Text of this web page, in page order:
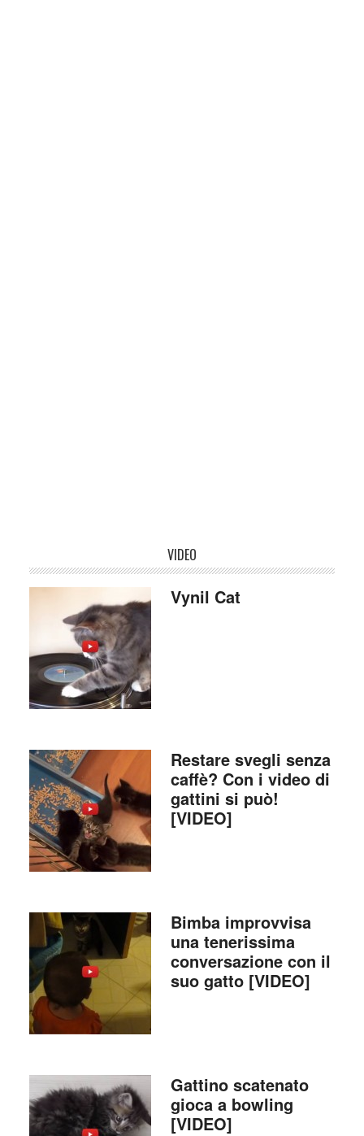
VIDEO
Vynil Cat
Restare svegli senza
caffè? Con i video di
gattini si può!
[VIDEO]
Bimba improvvisa
una tenerissima
conversazione con il
suo gatto [VIDEO]
Gattino scatenato
gioca a bowling
[VIDEO]